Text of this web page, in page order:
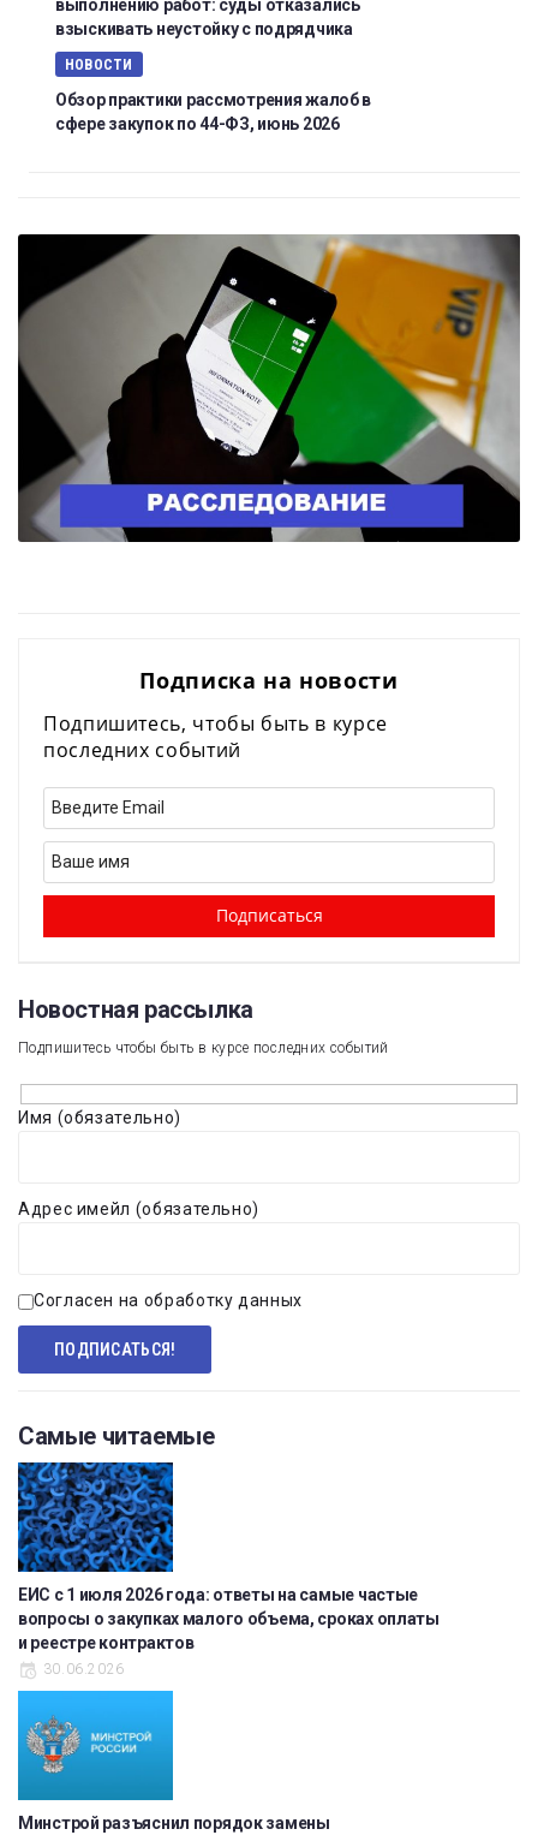
выполнению работ: суды отказались
взыскивать неустойку с подрядчика
НОВОСТИ
Обзор практики рассмотрения жалоб в
сфере закупок по 44-ФЗ, июнь 2026
Подписка на новости
Подпишитесь, чтобы быть в курсе
последних событий
Новостная рассылка​
Подпишитесь чтобы быть в курсе последних событий
Имя (обязательно)
Адрес имейл (обязательно)
Согласен на обработку данных
Самые читаемые
ЕИС с 1 июля 2026 года: ответы на самые частые
вопросы о закупках малого объема, сроках оплаты
и реестре контрактов
30.06.2026
Минстрой разъяснил порядок замены